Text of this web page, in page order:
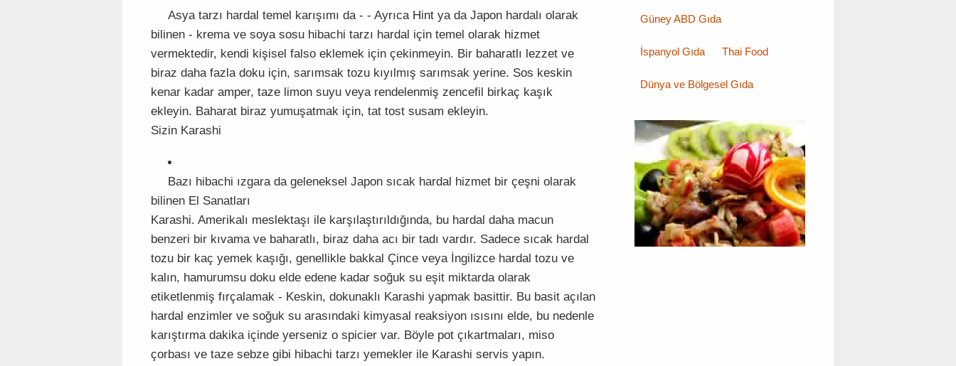
Asya tarzı hardal temel karışımı da - - Ayrıca Hint ya da Japon hardalı olarak
bilinen - krema ve soya sosu hibachi tarzı hardal için temel olarak hizmet
vermektedir, kendi kişisel falso eklemek için çekinmeyin. Bir baharatlı lezzet ve
biraz daha fazla doku için, sarımsak tozu kıyılmış sarımsak yerine. Sos keskin
kenar kadar amper, taze limon suyu veya rendelenmiş zencefil birkaç kaşık
ekleyin. Baharat biraz yumuşatmak için, tat tost susam ekleyin.
Sizin Karashi
Bazı hibachi ızgara da geleneksel Japon sıcak hardal hizmet bir çeşni olarak
bilinen El Sanatları
Karashi. Amerikalı meslektaşı ile karşılaştırıldığında, bu hardal daha macun
benzeri bir kıvama ve baharatlı, biraz daha acı bir tadı vardır. Sadece sıcak hardal
tozu bir kaç yemek kaşığı, genellikle bakkal Çince veya İngilizce hardal tozu ve
kalın, hamurumsu doku elde edene kadar soğuk su eşit miktarda olarak
etiketlenmiş fırçalamak - Keskin, dokunaklı Karashi yapmak basittir. Bu basit açılan
hardal enzimler ve soğuk su arasındaki kimyasal reaksiyon ısısını elde, bu nedenle
karıştırma dakika içinde yerseniz o spicier var. Böyle pot çıkartmaları, miso
çorbası ve taze sebze gibi hibachi tarzı yemekler ile Karashi servis yapın.
Güney ABD Gıda
İspanyol Gıda Thai Food
Dünya ve Bölgesel Gıda